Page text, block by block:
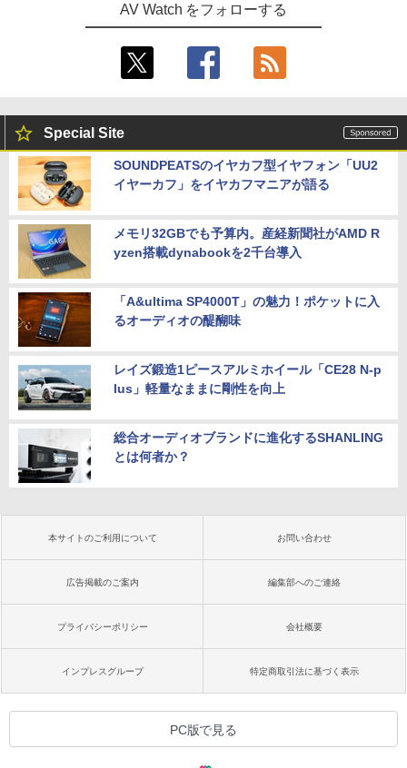
AV Watch をフォローする
Special Site
SOUNDPEATSのイヤカフ型イヤフォン「UU2
イヤーカフ」をイヤカフマニアが語る
メモリ32GBでも予算内。産経新聞社がAMD R
yzen搭載dynabookを2千台導入
「A&ultima SP4000T」の魅力！ポケットに入
るオーディオの醍醐味
レイズ鍛造1ピースアルミホイール「CE28 N-p
lus」軽量なままに剛性を向上
総合オーディオブランドに進化するSHANLING
とは何者か？
本サイトのご利用について お問い合わせ
広告掲載のご案内 編集部へのご連絡
プライバシーポリシー 会社概要
インプレスグループ 特定商取引法に基づく表示
PC版で見る